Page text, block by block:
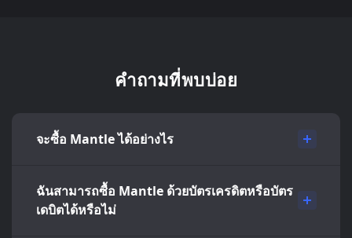
คำถามที่พบบ่อย
จะซื้อ Mantle ได้อย่างไร
ฉันสามารถซื้อ Mantle ด้วยบัตรเครดิตหรือบัตร
เดบิตได้หรือไม่